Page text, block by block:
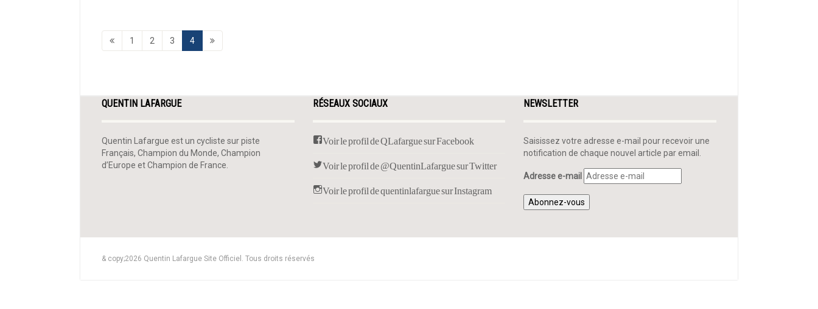
1 2 3 4
QUENTIN LAFARGUE
Quentin Lafargue est un cycliste sur piste
Français, Champion du Monde, Champion
d’Europe et Champion de France.
RÉSEAUX SOCIAUX
Voir le profil de QLafargue sur Facebook
Voir le profil de @QuentinLafargue sur Twitter
Voir le profil de quentinlafargue sur Instagram
NEWSLETTER
Saisissez votre adresse e-mail pour recevoir une
notification de chaque nouvel article par email.
Adresse e-mail
Abonnez-vous
& copy;2026 Quentin Lafargue Site Officiel. Tous droits réservés